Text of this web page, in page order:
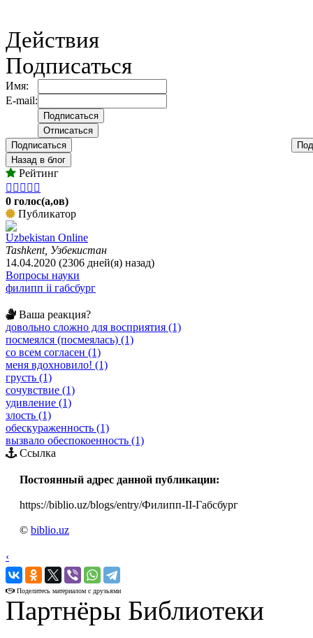
Действия
Подписаться
Имя:
E-mail:
Подписаться
Назад в блог
Рейтинг
    
0 голос(а,ов)
Публикатор
Uzbekistan Online
Tashkent, Узбекистан
14.04.2020 (2306 дней(я) назад)
Вопросы науки
филипп ii габсбург
Ваша реакция?
довольно сложно для восприятия (1)
посмеялся (посмеялась) (1)
со всем согласен (1)
меня вдохновило! (1)
грусть (1)
сочувствие (1)
удивление (1)
злость (1)
обескураженность (1)
вызвало обеспокоенность (1)
Ссылка
Постоянный адрес данной публикации:
https://biblio.uz/blogs/entry/Филипп-II-Габсбург
© biblio.uz
‹
›
Поделитесь материалом с друзьями
Партнёры Библиотеки